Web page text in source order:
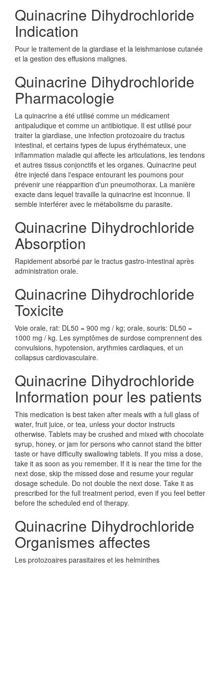
Quinacrine Dihydrochloride
Indication
Pour le traitement de la giardiase et la leishmaniose cutanée
et la gestion des effusions malignes.
Quinacrine Dihydrochloride
Pharmacologie
La quinacrine a été utilisé comme un médicament
antipaludique et comme un antibiotique. Il est utilisé pour
traiter la giardiase, une infection protozoaire du tractus
intestinal, et certains types de lupus érythémateux, une
inflammation maladie qui affecte les articulations, les tendons
et autres tissus conjonctifs et les organes. Quinacrine peut
être injecté dans l'espace entourant les poumons pour
prévenir une réapparition d'un pneumothorax. La manière
exacte dans lequel travaille la quinacrine est inconnue. Il
semble interférer avec le métabolisme du parasite.
Quinacrine Dihydrochloride
Absorption
Rapidement absorbé par le tractus gastro-intestinal après
administration orale.
Quinacrine Dihydrochloride
Toxicite
Voie orale, rat: DL50 = 900 mg / kg; orale, souris: DL50 =
1000 mg / kg. Les symptômes de surdose comprennent des
convulsions, hypotension, arythmies cardiaques, et un
collapsus cardiovasculaire.
Quinacrine Dihydrochloride
Information pour les patients
This medication is best taken after meals with a full glass of
water, fruit juice, or tea, unless your doctor instructs
otherwise. Tablets may be crushed and mixed with chocolate
syrup, honey, or jam for persons who cannot stand the bitter
taste or have difficulty swallowing tablets. If you miss a dose,
take it as soon as you remember. If it is near the time for the
next dose, skip the missed dose and resume your regular
dosage schedule. Do not double the next dose. Take it as
prescribed for the full treatment period, even if you feel better
before the scheduled end of therapy.
Quinacrine Dihydrochloride
Organismes affectes
Les protozoaires parasitaires et les helminthes